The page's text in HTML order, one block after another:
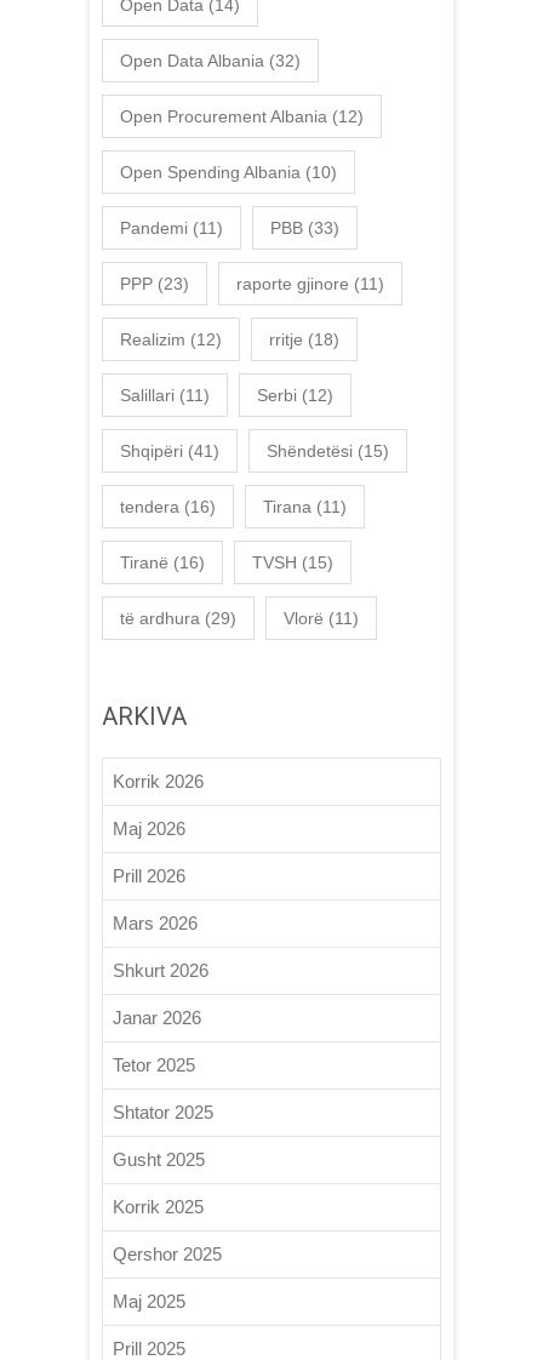
Open Data (14)
Open Data Albania (32)
Open Procurement Albania (12)
Open Spending Albania (10)
Pandemi (11) PBB (33)
PPP (23) raporte gjinore (11)
Realizim (12) rritje (18)
Salillari (11) Serbi (12)
Shqipëri (41) Shëndetësi (15)
tendera (16) Tirana (11)
Tiranë (16) TVSH (15)
të ardhura (29) Vlorë (11)
ARKIVA
Korrik 2026
Maj 2026
Prill 2026
Mars 2026
Shkurt 2026
Janar 2026
Tetor 2025
Shtator 2025
Gusht 2025
Korrik 2025
Qershor 2025
Maj 2025
Prill 2025